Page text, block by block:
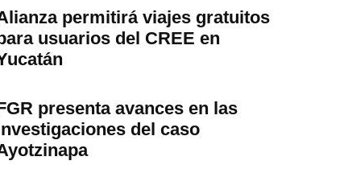
permitirá viajes gratuitos
usuarios del CREE en
presenta avances en las
del caso